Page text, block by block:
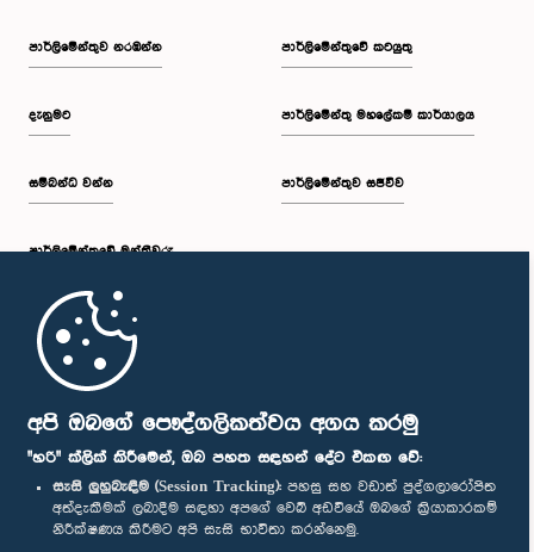
අපි ඔබගේ පෞද්ගලිකත්වය අගය කරමු
"හරි" ක්ලික් කිරීමෙන්, ඔබ පහත සඳහන් දේට එකඟ වේ:
සැසි ලුහුබැඳීම (Session Tracking): පහසු සහ වඩාත් පුද්ගලාරෝපිත
අත්දැකීමක් ලබාදීම සඳහා අපගේ වෙබ් අඩවියේ ඔබගේ ක්‍රියාකාරකම්
නිරීක්ෂණය කිරීමට අපි සැසි භාවිතා කරන්නෙමු.
පාර්ලි‌මේන්තුව නරඹන්න
දැනුමට
සම්බන්ධ වන්න
පාර්ලි‌මේන්තුවේ මන්ත්‍රීවරු
මුල් පිටුව
පාර්ලිමේන්තුවේ කටයුතු
පාර්ලිමේන්තු මහලේකම් කාර්යාලය
පාර්ලිමේන්තුව සජීවීව
පාර්ලිමේන්තු ජංගම යෙදුම